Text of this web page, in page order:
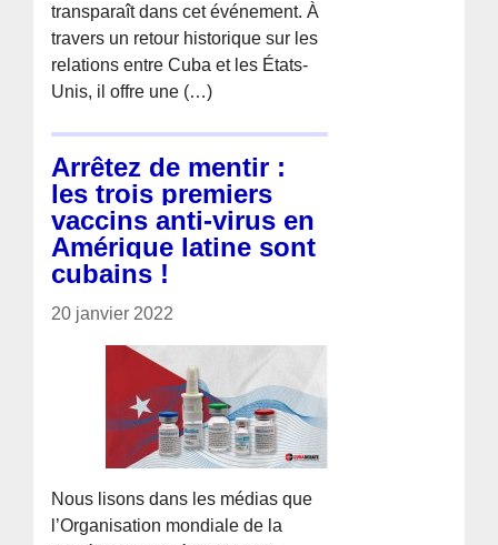
transparaît dans cet événement. À
travers un retour historique sur les
relations entre Cuba et les États-
Unis, il offre une (…)
Arrêtez de mentir :
les trois premiers
vaccins anti-virus en
Amérique latine sont
cubains !
20 janvier 2022
Nous lisons dans les médias que
l’Organisation mondiale de la